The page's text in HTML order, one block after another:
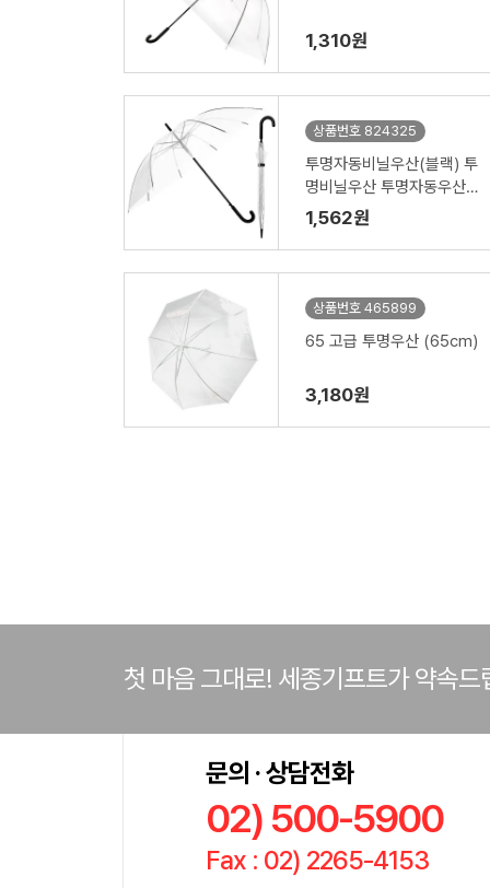
1,310원
상품번호 824325
투명자동비닐우산(블랙) 투
명비닐우산 투명자동우산 /
인쇄제작가능(53-8K)
1,562원
상품번호 465899
65 고급 투명우산 (65cm)
3,180원
첫 마음 그대로! 세종기프트가 약속드
문의 · 상담전화
02) 500-5900
Fax : 02) 2265-4153